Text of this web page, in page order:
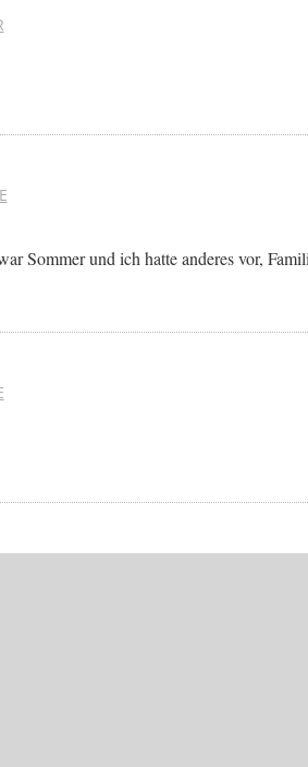
Sommer und ich hatte anderes vor,